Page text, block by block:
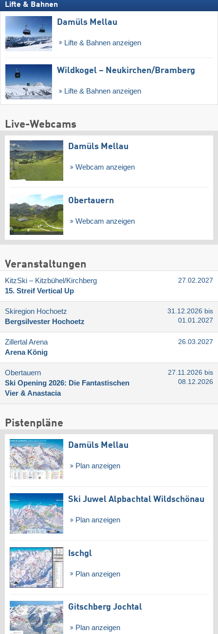
Lifte & Bahnen
Damüls Mellau
Lifte & Bahnen anzeigen
Wildkogel – Neukirchen/​Bramberg
Lifte & Bahnen anzeigen
Live-Webcams
Damüls Mellau
Webcam anzeigen
Obertauern
Webcam anzeigen
Veranstaltungen
KitzSki – Kitzbühel/​Kirchberg
15. Streif Vertical Up
27.02.2027
Skiregion Hochoetz
Bergsilvester Hochoetz
31.12.2026 bis
01.01.2027
Zillertal Arena
Arena König
26.03.2027
Obertauern
Ski Opening 2026: Die Fantastischen
Vier & Anastacia
27.11.2026 bis
08.12.2026
Pistenpläne
Damüls Mellau
Plan anzeigen
Ski Juwel Alpbachtal Wildschönau
Plan anzeigen
Ischgl
Plan anzeigen
Gitschberg Jochtal
Plan anzeigen